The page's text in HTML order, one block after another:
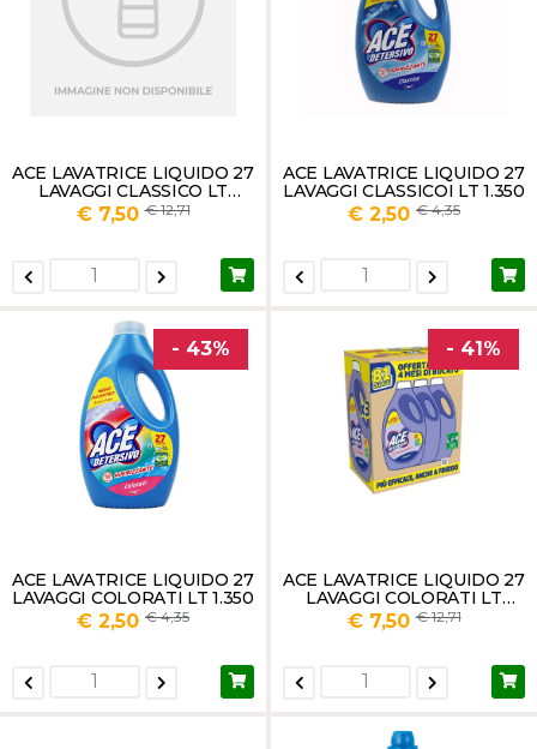
ACE LAVATRICE LIQUIDO 27
LAVAGGI CLASSICO LT
1.350X3
€ 7,50 12,71
ACE LAVATRICE LIQUIDO 27
LAVAGGI CLASSICOI LT 1.350
€ 2,50 4,35
- 43%
ACE LAVATRICE LIQUIDO 27
LAVAGGI COLORATI LT 1.350
€ 2,50 4,35
- 41%
ACE LAVATRICE LIQUIDO 27
LAVAGGI COLORATI LT
1.350X3
€ 7,50 12,71